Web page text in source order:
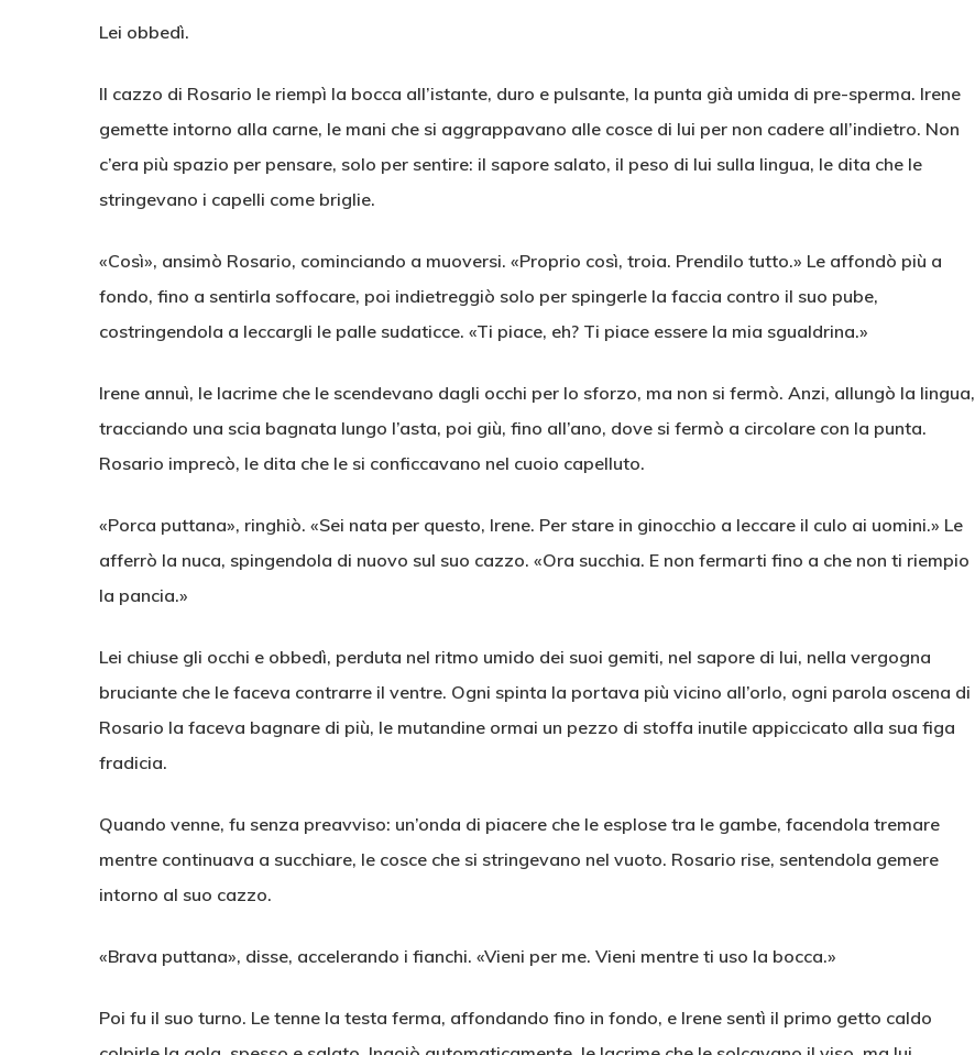
Lei obbedì.
Il cazzo di Rosario le riempì la bocca all’istante, duro e pulsante, la punta già umida di pre-sperma. Irene
gemette intorno alla carne, le mani che si aggrappavano alle cosce di lui per non cadere all’indietro. Non
c’era più spazio per pensare, solo per sentire: il sapore salato, il peso di lui sulla lingua, le dita che le
stringevano i capelli come briglie.
«Così», ansimò Rosario, cominciando a muoversi. «Proprio così, troia. Prendilo tutto.» Le affondò più a
fondo, fino a sentirla soffocare, poi indietreggiò solo per spingerle la faccia contro il suo pube,
costringendola a leccargli le palle sudaticce. «Ti piace, eh? Ti piace essere la mia sgualdrina.»
Irene annuì, le lacrime che le scendevano dagli occhi per lo sforzo, ma non si fermò. Anzi, allungò la lingua,
tracciando una scia bagnata lungo l’asta, poi giù, fino all’ano, dove si fermò a circolare con la punta.
Rosario imprecò, le dita che le si conficcavano nel cuoio capelluto.
«Porca puttana», ringhiò. «Sei nata per questo, Irene. Per stare in ginocchio a leccare il culo ai uomini.» Le
afferrò la nuca, spingendola di nuovo sul suo cazzo. «Ora succhia. E non fermarti fino a che non ti riempio
la pancia.»
Lei chiuse gli occhi e obbedì, perduta nel ritmo umido dei suoi gemiti, nel sapore di lui, nella vergogna
bruciante che le faceva contrarre il ventre. Ogni spinta la portava più vicino all’orlo, ogni parola oscena di
Rosario la faceva bagnare di più, le mutandine ormai un pezzo di stoffa inutile appiccicato alla sua figa
fradicia.
Quando venne, fu senza preavviso: un’onda di piacere che le esplose tra le gambe, facendola tremare
mentre continuava a succhiare, le cosce che si stringevano nel vuoto. Rosario rise, sentendola gemere
intorno al suo cazzo.
«Brava puttana», disse, accelerando i fianchi. «Vieni per me. Vieni mentre ti uso la bocca.»
Poi fu il suo turno. Le tenne la testa ferma, affondando fino in fondo, e Irene sentì il primo getto caldo